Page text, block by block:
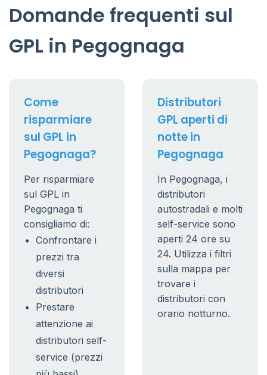
Domande frequenti sul
GPL in Pegognaga
Come
risparmiare
sul GPL in
Pegognaga?
Per risparmiare
sul GPL in
Pegognaga ti
consigliamo di:
Confrontare i
prezzi tra
diversi
distributori
Prestare
attenzione ai
distributori self-
service (prezzi
Distributori
GPL aperti di
notte in
Pegognaga
In Pegognaga, i
distributori
autostradali e molti
self-service sono
aperti 24 ore su
24. Utilizza i filtri
sulla mappa per
trovare i
distributori con
orario notturno.